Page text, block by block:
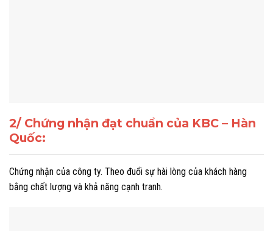
2/ Chứng nhận đạt chuẩn của KBC – Hàn
Quốc:
Chứng nhận của công ty. Theo đuổi sự hài lòng của khách hàng
bằng chất lượng và khả năng cạnh tranh.